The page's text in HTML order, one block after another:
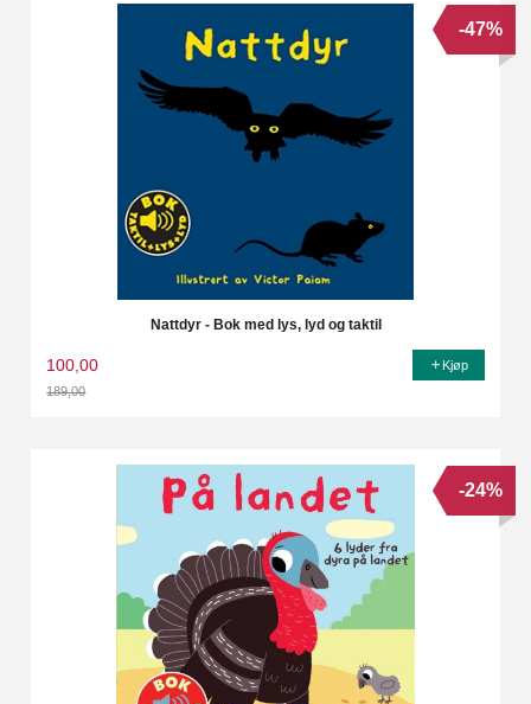
Nattdyr - Bok med lys, lyd og taktil
100,00
189,00
-47%
Kjøp
-24%